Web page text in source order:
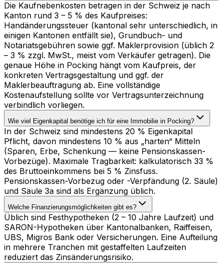
Die Kaufnebenkosten betragen in der Schweiz je nach
Kanton rund 3 – 5 % des Kaufpreises:
Handänderungssteuer (kantonal sehr unterschiedlich, in
einigen Kantonen entfällt sie), Grundbuch- und
Notariatsgebühren sowie ggf. Maklerprovision (üblich 2
– 3 % zzgl. MwSt., meist vom Verkäufer getragen). Die
genaue Höhe in Pocking hängt vom Kaufpreis, der
konkreten Vertragsgestaltung und ggf. der
Maklerbeauftragung ab. Eine vollständige
Kostenaufstellung sollte vor Vertragsunterzeichnung
verbindlich vorliegen.
Wie viel Eigenkapital benötige ich für eine Immobilie in Pocking?
In der Schweiz sind mindestens 20 % Eigenkapital
Pflicht, davon mindestens 10 % aus „harten“ Mitteln
(Sparen, Erbe, Schenkung — keine Pensionskassen-
Vorbezüge). Maximale Tragbarkeit: kalkulatorisch 33 %
des Bruttoeinkommens bei 5 % Zinsfuss.
Pensionskassen-Vorbezug oder -Verpfändung (2. Säule)
und Säule 3a sind als Ergänzung üblich.
Welche Finanzierungsmöglichkeiten gibt es?
Üblich sind Festhypotheken (2 – 10 Jahre Laufzeit) und
SARON-Hypotheken über Kantonalbanken, Raiffeisen,
UBS, Migros Bank oder Versicherungen. Eine Aufteilung
in mehrere Tranchen mit gestaffelten Laufzeiten
reduziert das Zinsänderungsrisiko.